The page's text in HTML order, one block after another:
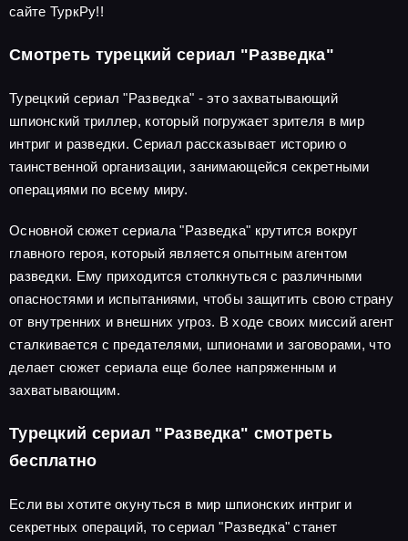
сайте ТуркРу!!
Смотреть турецкий сериал "Разведка"
Турецкий сериал "Разведка" - это захватывающий
шпионский триллер, который погружает зрителя в мир
интриг и разведки. Сериал рассказывает историю о
таинственной организации, занимающейся секретными
операциями по всему миру.
Основной сюжет сериала "Разведка" крутится вокруг
главного героя, который является опытным агентом
разведки. Ему приходится столкнуться с различными
опасностями и испытаниями, чтобы защитить свою страну
от внутренних и внешних угроз. В ходе своих миссий агент
сталкивается с предателями, шпионами и заговорами, что
делает сюжет сериала еще более напряженным и
захватывающим.
Турецкий сериал "Разведка" смотреть
бесплатно
Если вы хотите окунуться в мир шпионских интриг и
секретных операций, то сериал "Разведка" станет